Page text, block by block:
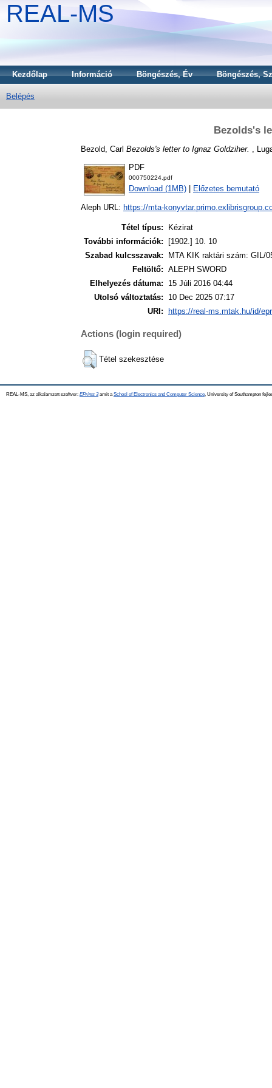
REAL-MS
Kezdőlap Információ Böngészés, Év Böngészés,
Belépés
Bezolds's
Bezold, Carl Bezolds's letter to Ignaz Goldziher. ,
PDF
000750224.pdf
Download (1MB) Előzetes bemutató
Aleph URL: https://mta-
Tétel típus:
Kézirat
További információk:
[1902.] 10. 10
Szabad kulcsszavak:
MTA KIK raktári szám: GIL/
Feltöltő: ALEPH SWORD
Elhelyezés dátuma:
15 Júli 2016 04:44
Utolsó változtatás:
10 Dec 2025 07:17
URI:
https://real-ms.mtak.hu/id/
Actions (login required)
Tétel szekesztése
REAL-MS, az alkalamzott szoftver: EPrints 3amit a School of Electronics and Computer Science , University of Southampton